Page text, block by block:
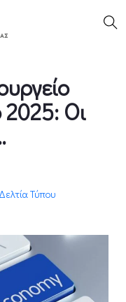
2025: Οι
Τύπου